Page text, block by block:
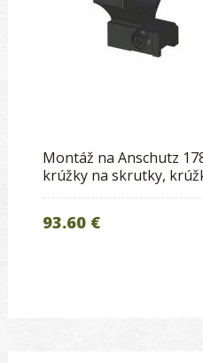
Montáž na Anschutz
krúžky na skrutky,
93.60 €